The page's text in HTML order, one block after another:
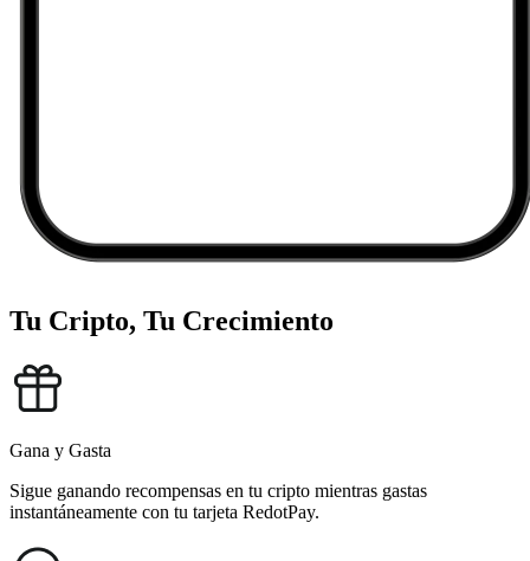
Tu Cripto, Tu Crecimiento
Gana y Gasta
Sigue ganando recompensas en tu cripto mientras gastas
instantáneamente con tu tarjeta RedotPay.